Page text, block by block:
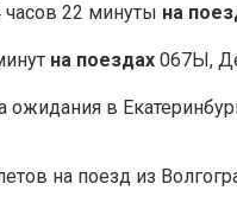
часов 22 минуты на
на поездах 067Ы,
ожидания в
на поезд из